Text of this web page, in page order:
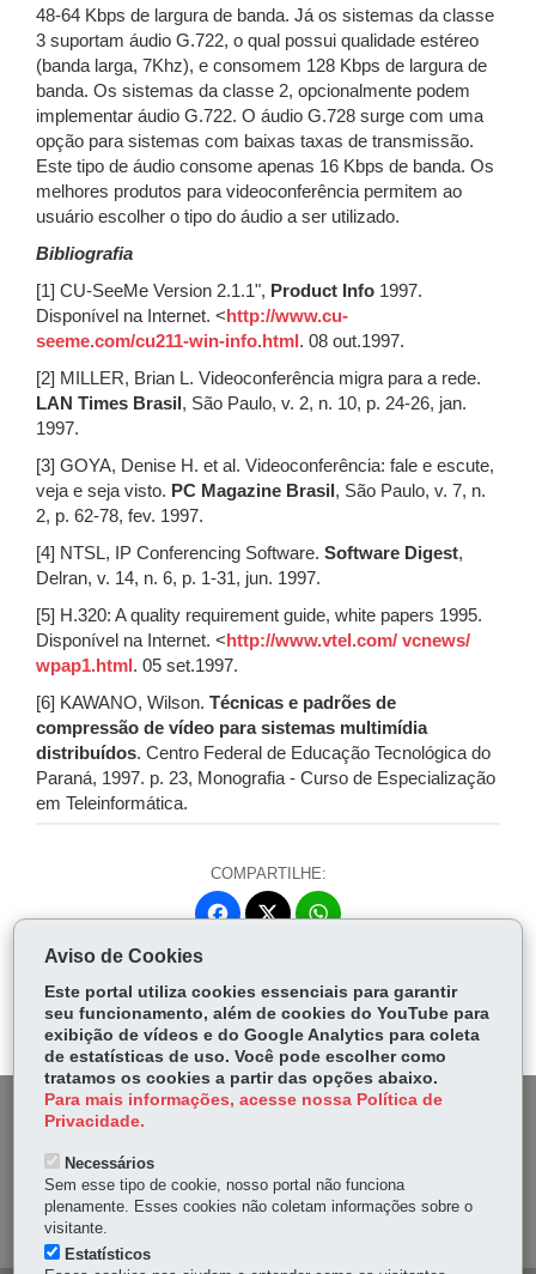
48-64 Kbps de largura de banda. Já os sistemas da classe
3 suportam áudio G.722, o qual possui qualidade estéreo
(banda larga, 7Khz), e consomem 128 Kbps de largura de
banda. Os sistemas da classe 2, opcionalmente podem
implementar áudio G.722. O áudio G.728 surge com uma
opção para sistemas com baixas taxas de transmissão.
Este tipo de áudio consome apenas 16 Kbps de banda. Os
melhores produtos para videoconferência permitem ao
usuário escolher o tipo do áudio a ser utilizado.
Bibliografia
[1] CU-SeeMe Version 2.1.1", Product Info 1997.
Disponível na Internet. < http://www.cu-
seeme.com/cu211-win-info.html . 08 out.1997.
[2] MILLER, Brian L. Videoconferência migra para a rede.
LAN Times Brasil , São Paulo, v. 2, n. 10, p. 24-26, jan.
1997.
[3] GOYA, Denise H. et al. Videoconferência: fale e escute,
veja e seja visto. PC Magazine Brasil , São Paulo, v. 7, n.
2, p. 62-78, fev. 1997.
[4] NTSL, IP Conferencing Software. Software Digest,
Delran, v. 14, n. 6, p. 1-31, jun. 1997.
[5] H.320: A quality requirement guide, white papers 1995.
Disponível na Internet. < http://www.vtel.com/ vcnews/
wpap1.html . 05 set.1997.
[6] KAWANO, Wilson. Técnicas e padrões de
compressão de vídeo para sistemas multimídia
distribuídos. Centro Federal de Educação Tecnológica do
Paraná, 1997. p. 23, Monografia - Curso de Especialização
em Teleinformática.
COMPARTILHE:
Fa
ok
itt
er
W
Ap
p
DENUNCIE CORRUPÇÃO
OUVIDORIA
Aviso de Cookies
Este portal utiliza cookies essenciais para garantir
seu funcionamento, além de cookies do YouTube para
exibição de vídeos e do Google Analytics para coleta
de estatísticas de uso. Você pode escolher como
tratamos os cookies a partir das opções abaixo.
Para mais informações, acesse nossa Política de
Privacidade.
Necessários
Sem esse tipo de cookie, nosso portal não funciona
plenamente. Esses cookies não coletam informações sobre o
visitante.
Estatísticos